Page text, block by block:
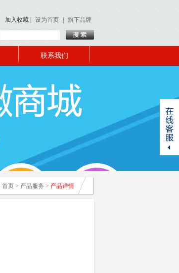
加入收藏 设为首页 旗下品牌
联系我们
首页 > 产品服务 > 产品详情